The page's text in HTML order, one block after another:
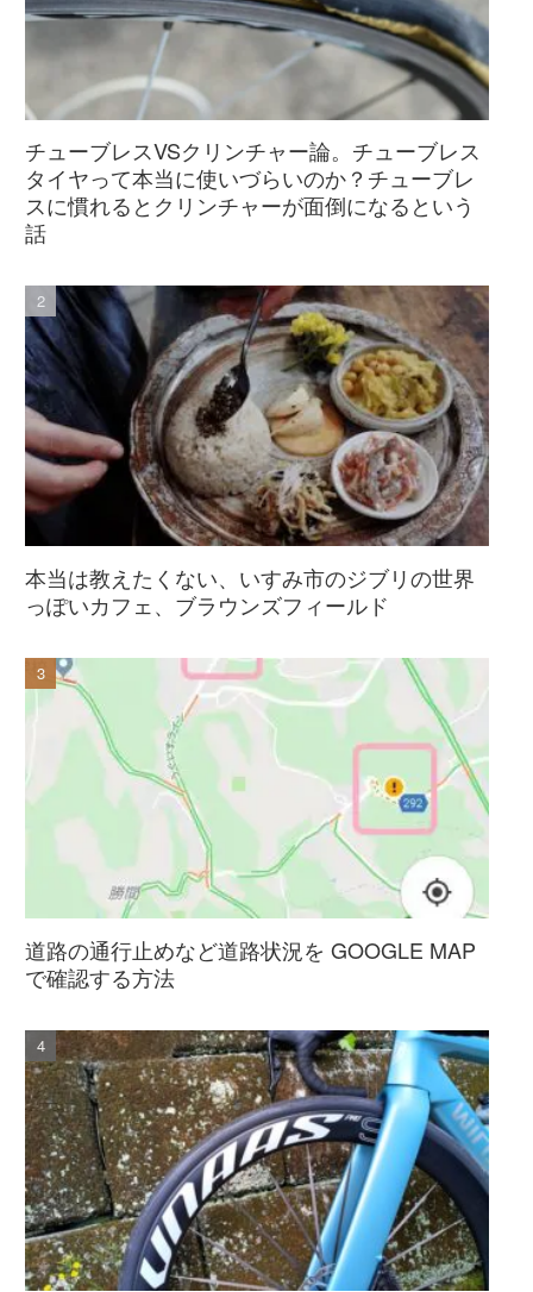
チューブレスVSクリンチャー論。チューブレス
タイヤって本当に使いづらいのか？チューブレ
スに慣れるとクリンチャーが面倒になるという
話
本当は教えたくない、いすみ市のジブリの世界
っぽいカフェ、ブラウンズフィールド
道路の通行止めなど道路状況を GOOGLE MAP
で確認する方法